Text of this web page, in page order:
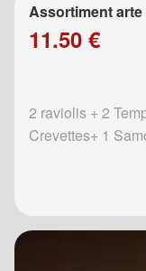
Assortiment
11.50 €
2 raviolis + 2
Crevettes+ 1